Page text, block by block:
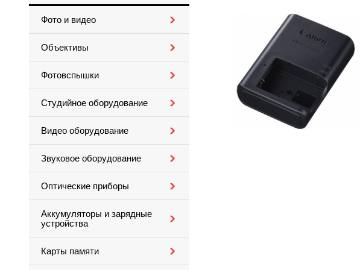
Фото и видео
Объективы
Фотовспышки
Студийное оборудование
Видео оборудование
Звуковое оборудование
Оптические приборы
Аккумуляторы и зарядные
устройства
Карты памяти